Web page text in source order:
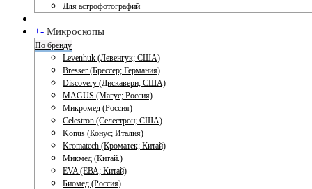
Для астрофотографий
+- Микроскопы
По бренду
Levenhuk (Левенгук; США)
Bresser (Брессер; Германия)
Discovery (Дискавери; США)
MAGUS (Магус; Россия)
Микромед (Россия)
Celestron (Селестрон; США)
Konus (Конус; Италия)
Kromatech (Кроматек; Китай)
Микмед (Китай.)
EVA (ЕВА; Китай)
Биомед (Россия)